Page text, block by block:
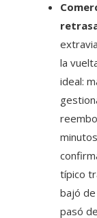
la
ideal:
típico
bajó de
pasó